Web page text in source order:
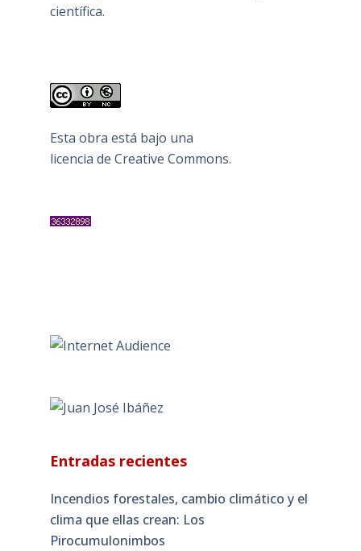
científica.
Esta obra está bajo una
licencia de Creative Commons.
Entradas recientes
Incendios forestales, cambio climático y el
clima que ellas crean: Los
Pirocumulonimbos